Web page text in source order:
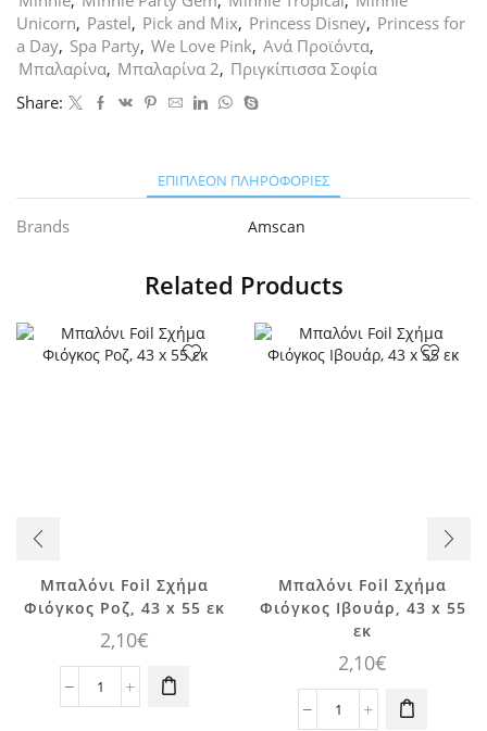
Unicorn, Pastel, Pick and Mix, Princess Disney, Princess for
a Day, Spa Party, We Love Pink, Ανά Προϊόντα,
Μπαλαρίνα, Μπαλαρίνα 2, Πριγκίπισσα Σοφία
Share:
ΕΠΙΠΛΈΟΝ ΠΛΗΡΟΦΟΡΊΕΣ
Brands Amscan
Related Products
Μπαλόνι Foil Σχήμα
Φιόγκος Ροζ, 43 x 55 εκ
2,10€
Μπαλόνι
Μπαλόνι Foil Σχήμα
Φιόγκος Ιβουάρ, 43 x 55
εκ
2,10€
Μπαλόνι